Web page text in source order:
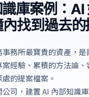
庫案例：AI
內找到過去
務所最寶貴的資產，
經驗、累積的方法論、
的提案檔案。
司，建置 AI 內部知識